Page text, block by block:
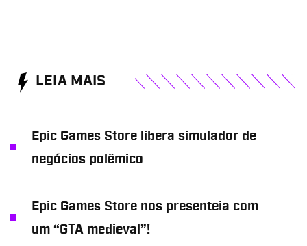
LEIA MAIS
Epic Games Store libera simulador de
negócios polêmico
Epic Games Store nos presenteia com
um “GTA medieval”!